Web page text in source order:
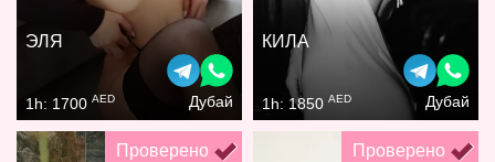
ЭЛЯ
1h: 1700 AED Дубай
КИЛА
1h: 1850 AED Дубай
Проверено Проверено